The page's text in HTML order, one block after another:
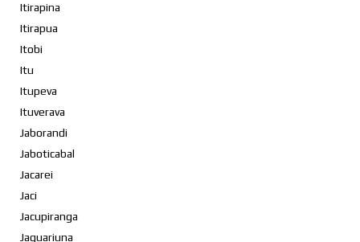
Itirapina
Itirapua
Itobi
Itu
Itupeva
Ituverava
Jaborandi
Jaboticabal
Jacarei
Jaci
Jacupiranga
Jaguariuna